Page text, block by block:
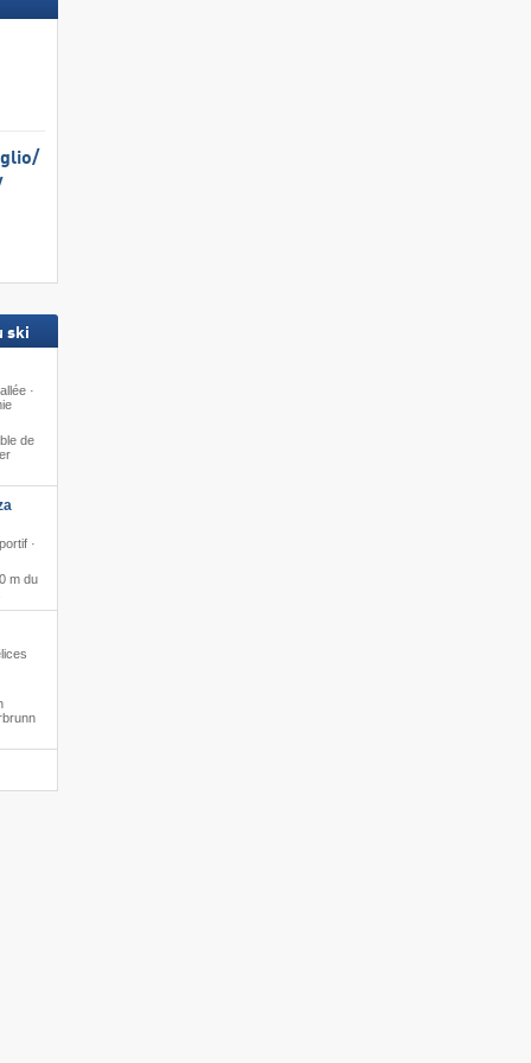
ski
·
de
·
m du